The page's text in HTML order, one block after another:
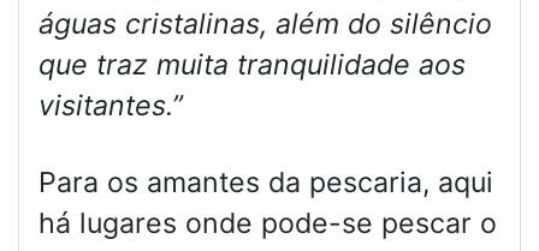
águas cristalinas, além do silêncio
que traz muita tranquilidade aos
visitantes.”
Para os amantes da pescaria, aqui
há lugares onde pode-se pescar o